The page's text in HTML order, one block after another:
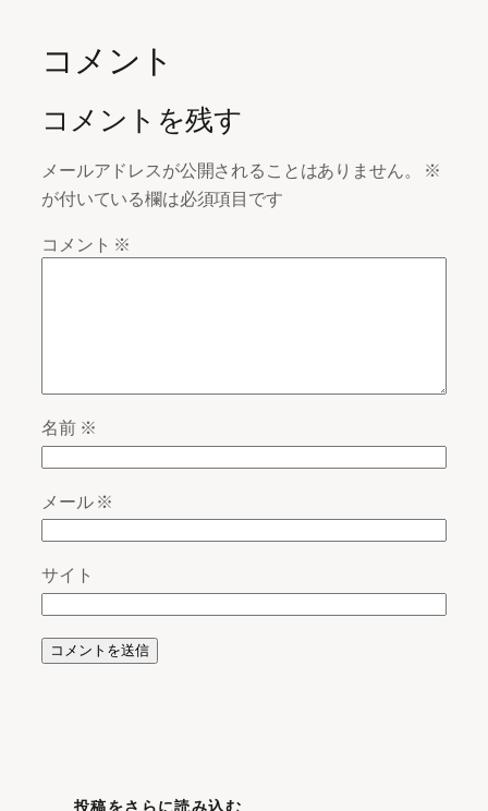
コメント
コメントを残す
メールアドレスが公開されることはありません。
※
が付いている欄は必須項目です
コメント ※
名前 ※
メール※
サイト